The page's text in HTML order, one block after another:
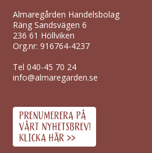
Almaregården Handelsbolag
Räng Sandsvägen 6
236 61 Höllviken
Org.nr: 916764-4237
Tel040-45 70 24
info@almaregarden.se